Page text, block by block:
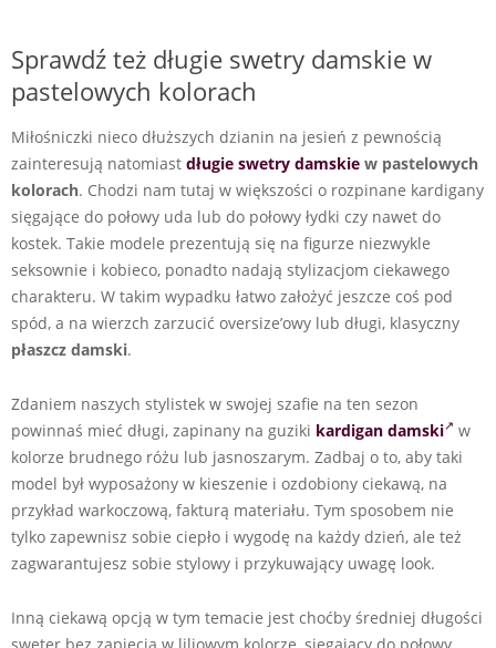
Sprawdź też długie swetry damskie w
pastelowych kolorach
Miłośniczki nieco dłuższych dzianin na jesień z pewnością
zainteresują natomiast długie swetry damskie w pastelowych
kolorach. Chodzi nam tutaj w większości o rozpinane kardigany
sięgające do połowy uda lub do połowy łydki czy nawet do
kostek. Takie modele prezentują się na figurze niezwykle
seksownie i kobieco, ponadto nadają stylizacjom ciekawego
charakteru. W takim wypadku łatwo założyć jeszcze coś pod
spód, a na wierzch zarzucić oversize’owy lub długi, klasyczny
płaszcz damski.
Zdaniem naszych stylistek w swojej szafie na ten sezon
powinnaś mieć długi, zapinany na guziki kardigan damski
w
kolorze brudnego różu lub jasnoszarym. Zadbaj o to, aby taki
model był wyposażony w kieszenie i ozdobiony ciekawą, na
przykład warkoczową, fakturą materiału. Tym sposobem nie
tylko zapewnisz sobie ciepło i wygodę na każdy dzień, ale też
zagwarantujesz sobie stylowy i przykuwający uwagę look.
Inną ciekawą opcją w tym temacie jest choćby średniej długości